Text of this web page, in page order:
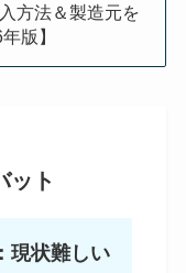
方法＆製造元を
版】
ット
現状難しい